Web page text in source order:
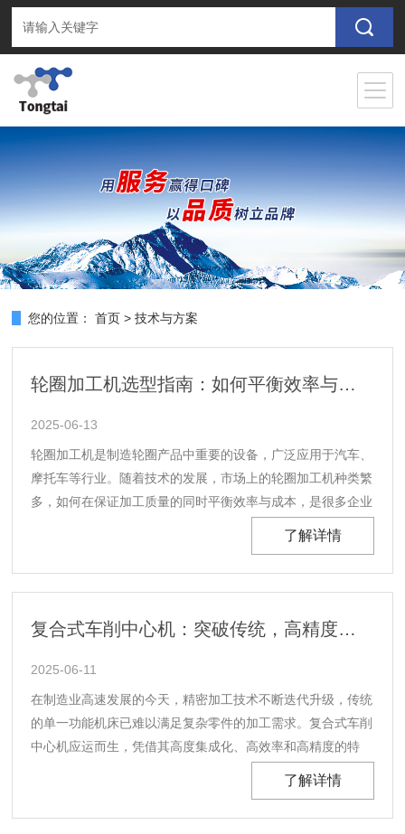
您的位置： 首页 >技术与方案
轮圈加工机选型指南：如何平衡效率与成本？
2025-06-13
轮圈加工机是制造轮圈产品中重要的设备，广泛应用于汽车、
摩托车等行业。随着技术的发展，市场上的轮圈加工机种类繁
多，如何在保证加工质量的同时平衡效率与成本，是很多企业
面临的挑战。一、了解需求，明确加工要求选型前，首先要明
类型的轮圈对加工机的要求不同。例如，铝合金轮圈和......
了解详情
复合式车削中心机：突破传统，高精度加工新潮流
2025-06-11
在制造业高速发展的今天，精密加工技术不断迭代升级，传统
的单一功能机床已难以满足复杂零件的加工需求。复合式车削
中心机应运而生，凭借其高度集成化、高效率和高精度的特
点，成为现代智能制造的核心装备之一。它不仅突破了传统加
车、医疗器械等行业带来了革命性的变革。传统加工方式
了解详情